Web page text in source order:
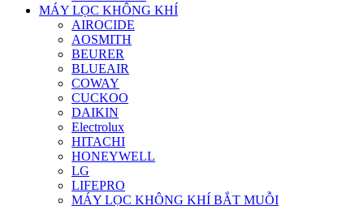
MÁY LỌC KHÔNG KHÍ
AIROCIDE
AOSMITH
BEURER
BLUEAIR
COWAY
CUCKOO
DAIKIN
Electrolux
HITACHI
HONEYWELL
LG
LIFEPRO
MÁY LỌC KHÔNG KHÍ BẮT MUỖI